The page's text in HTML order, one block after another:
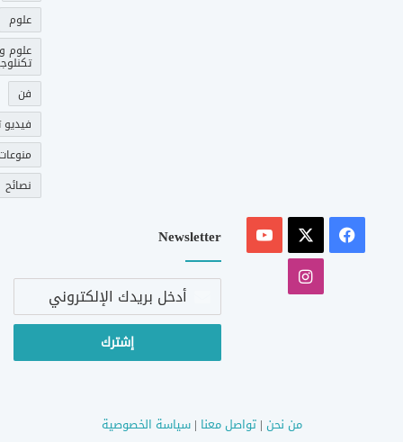
علوم
علوم و
فن
فيديو
نصائح
فيسبوك
‫YouTube
انستقرام
Newsletter
أدخل
الإلكتروني
من نحن |تواصل معنا |سياسة الخصوصية